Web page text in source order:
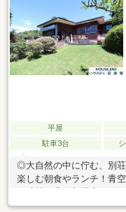
平屋
駐車3台
◎大自然の中に佇む、別
楽しむ朝食やランチ！青
す時間！◎各部屋広々使
ームがございます！◎東